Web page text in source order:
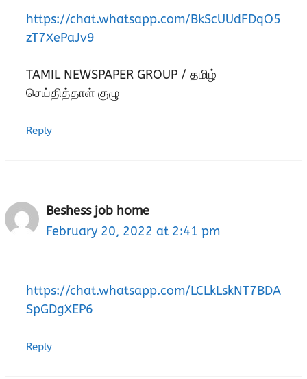
https://chat.whatsapp.com/BkScUUdFDqO5
zT7XePaJv9
TAMIL NEWSPAPER GROUP / தமிழ்
செய்தித்தாள் குழு
Reply
Beshess job home
February 20, 2022 at 2:41 pm
https://chat.whatsapp.com/LCLkLskNT7BDA
SpGDgXEP6
Reply